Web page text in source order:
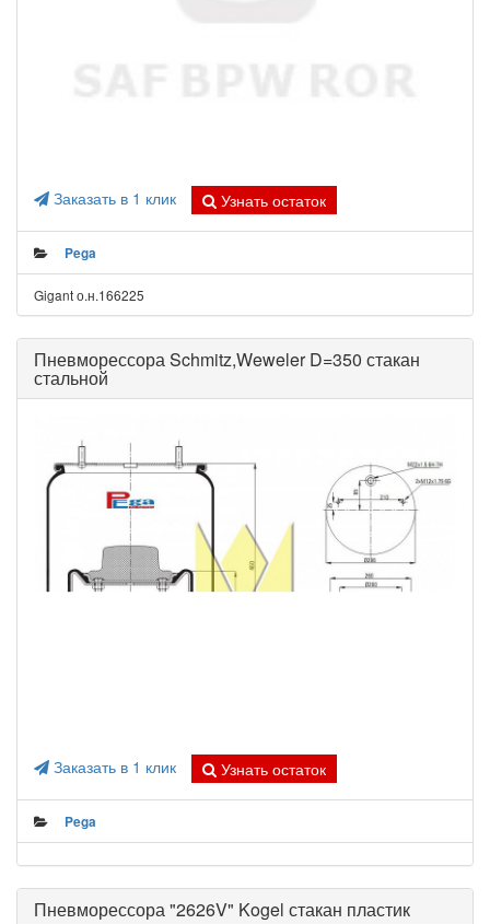
Заказать в 1 клик Узнать остаток
Pega
Gigant о.н.166225
Пневморессора Schmitz,Weweler D=350 стакан
стальной
Заказать в 1 клик Узнать остаток
Pega
Пневморессора "2626V" Kogel стакан пластик